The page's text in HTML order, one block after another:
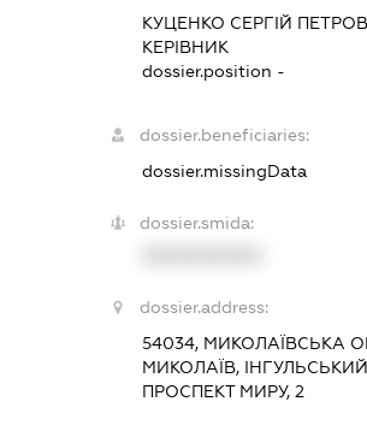
КУЦЕНКО СЕРГІЙ
КЕРІВНИК
dossier.position -
dossier.beneficiaries:
dossier.missingData
dossier.smida:
dossier.address:
54034, МИКОЛАЇВСЬКА
МИКОЛАЇВ,
ПРОСПЕКТ МИРУ, 2